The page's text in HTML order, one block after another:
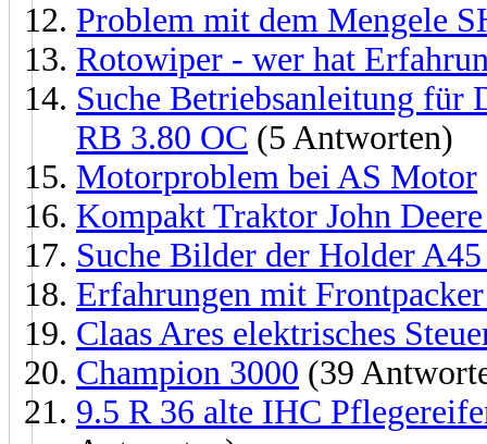
Problem mit dem Mengele
Rotowiper - wer hat
Suche Betriebsanleitung für
RB 3.80 OC (5 Antworten)
Motorproblem bei AS Motor
Kompakt Traktor John
Suche Bilder der Holder
Erfahrungen mit
Claas Ares elektrisches
Champion 3000 (39
9.5 R 36 alte IHC